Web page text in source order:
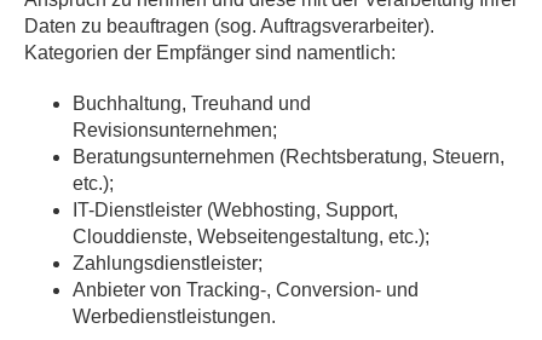
Daten zu beauftragen (sog. Auftragsverarbeiter).
Kategorien der Empfänger sind namentlich:
Buchhaltung, Treuhand und
Revisionsunternehmen;
Beratungsunternehmen (Rechtsberatung, Steuern,
etc.);
IT-Dienstleister (Webhosting, Support,
Clouddienste, Webseitengestaltung, etc.);
Zahlungsdienstleister;
Anbieter von Tracking-, Conversion- und
Werbedienstleistungen.